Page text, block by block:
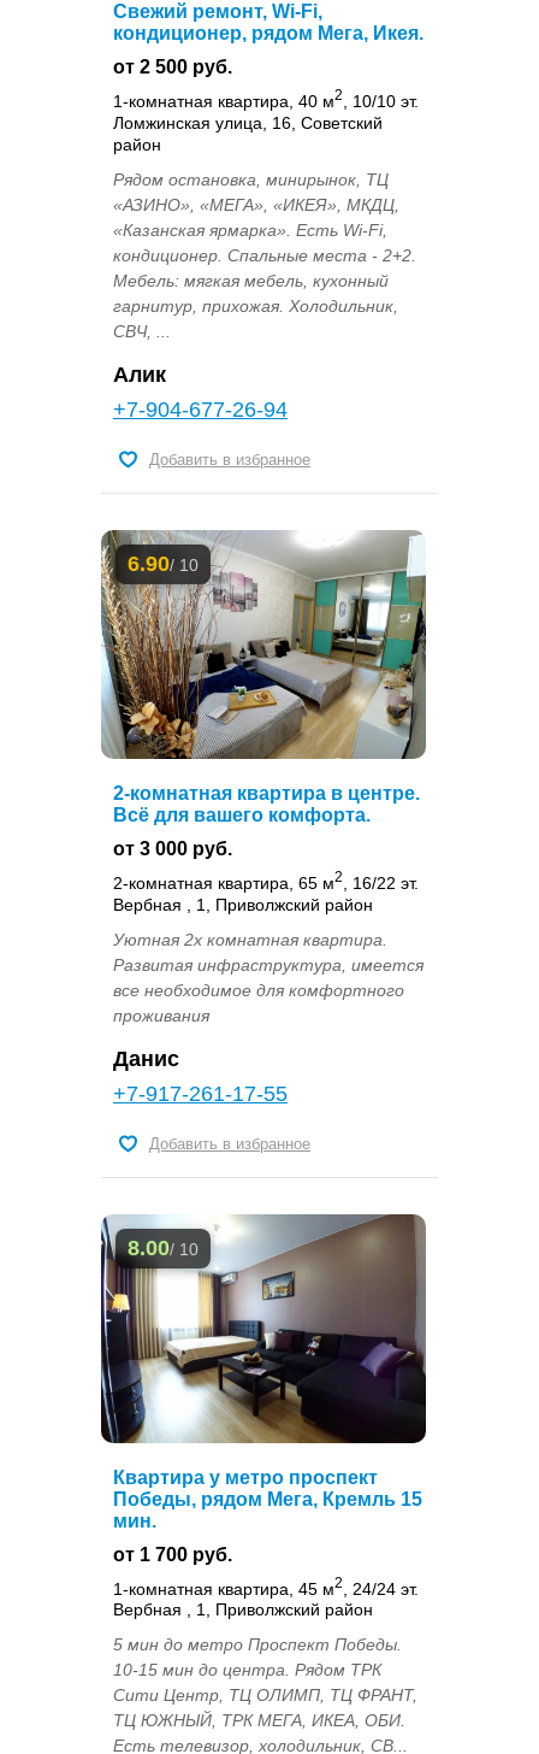
Свежий ремонт, Wi-Fi,
кондиционер, рядом Мега, Икея.
от 2 500 руб.
1-комнатная квартира, 40 м2
, 10/10 эт.
Ломжинская улица, 16, Советский
район
Рядом остановка, минирынок, ТЦ
«АЗИНО», «МЕГА», «ИКЕЯ», МКДЦ,
«Казанская ярмарка». Есть Wi-Fi,
кондиционер. Спальные места - 2+2.
Мебель: мягкая мебель, кухонный
гарнитур, прихожая. Холодильник,
СВЧ, ...
Алик
+7-904-677-26-94
Добавить в избранное
6.90/ 10
2-комнатная квартира в центре.
Всё для вашего комфорта.
от 3 000 руб.
2-комнатная квартира, 65 м2
, 16/22 эт.
Вербная , 1, Приволжский район
Уютная 2х комнатная квартира.
Развитая инфраструктура, имеется
все необходимое для комфортного
проживания
Данис
+7-917-261-17-55
Добавить в избранное
8.00/ 10
Квартира у метро проспект
Победы, рядом Мега, Кремль 15
мин.
от 1 700 руб.
1-комнатная квартира, 45 м2
, 24/24 эт.
Вербная , 1, Приволжский район
5 мин до метро Проспект Победы.
10-15 мин до центра. Рядом ТРК
Сити Центр, ТЦ ОЛИМП, ТЦ ФРАНТ,
ТЦ ЮЖНЫЙ, ТРК МЕГА, ИКЕА, ОБИ.
Есть телевизор, холодильник, СВ...